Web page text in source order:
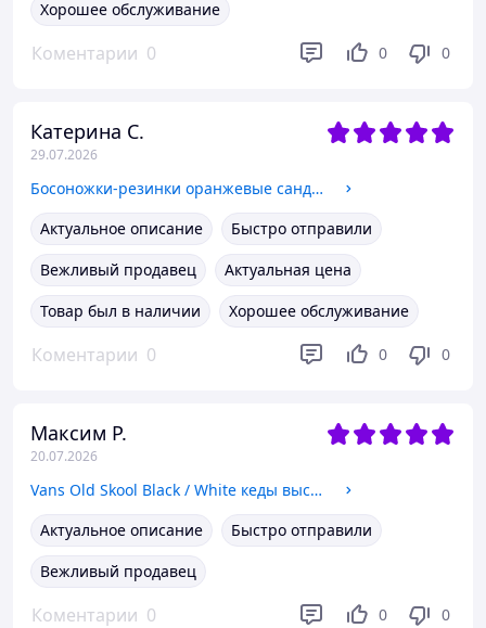
Хорошее обслуживание
Коментарии 0 0 0
Катерина С.
29.07.2026
Босоножки-резинки оранжевые сандалии шлепки тапки женские на платформе открытые 40
Актуальное описание
Быстро отправили
Вежливый продавец
Актуальная цена
Товар был в наличии
Хорошее обслуживание
Коментарии 0 0 0
Максим Р.
20.07.2026
Vans Old Skool Black / White кеды высокие унисекс 41р -45р 2021 45
Актуальное описание
Быстро отправили
Вежливый продавец
Коментарии 0 0 0